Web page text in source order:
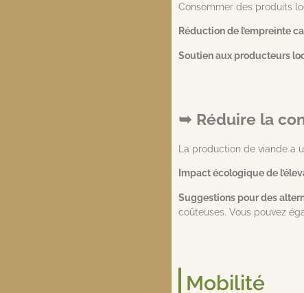
Consommer des produits
Réduction de l’empreinte
Soutien aux producteurs
Réduire la
La production de viande a
Impact écologique de
Suggestions pour des
coûteuses. Vous pouvez
Mobilité